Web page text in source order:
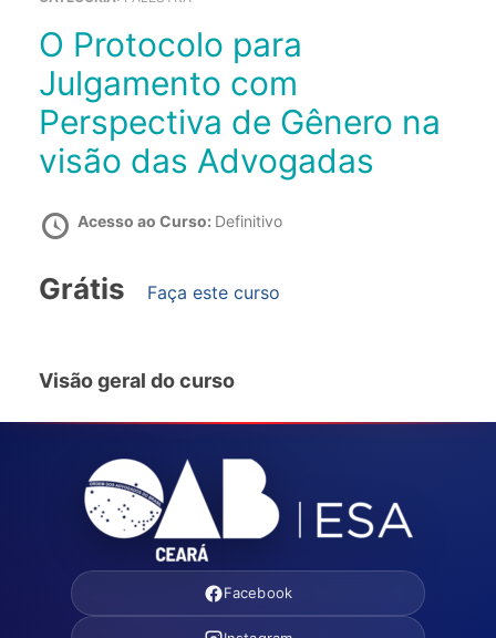
O Protocolo para
Julgamento com
Perspectiva de Gênero na
visão das Advogadas
Acesso ao Curso: Definitivo
Grátis Faça este curso
Visão geral do curso
Facebook